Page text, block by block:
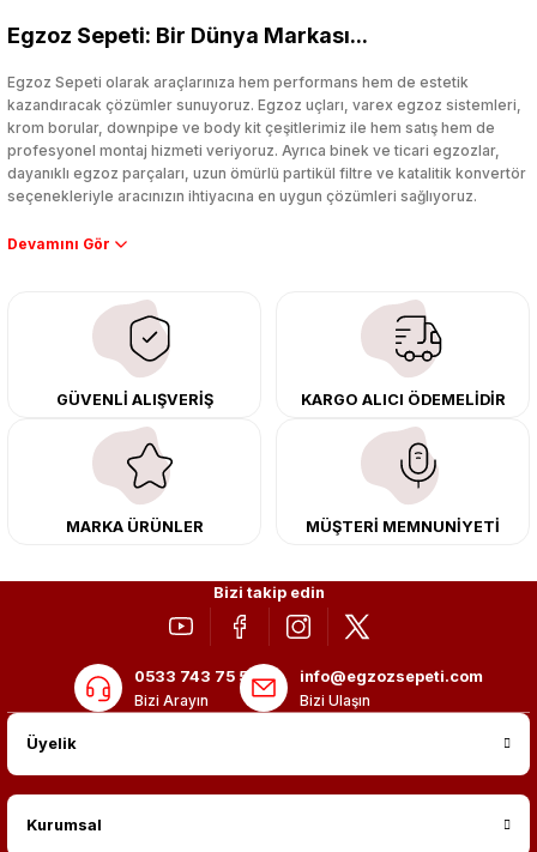
Egzoz Sepeti: Bir Dünya Markası...
Egzoz Sepeti olarak araçlarınıza hem performans hem de estetik
kazandıracak çözümler sunuyoruz. Egzoz uçları, varex egzoz sistemleri,
krom borular, downpipe ve body kit çeşitlerimiz ile hem satış hem de
profesyonel montaj hizmeti veriyoruz. Ayrıca binek ve ticari egzozlar,
dayanıklı egzoz parçaları, uzun ömürlü partikül filtre ve katalitik konvertör
seçenekleriyle aracınızın ihtiyacına en uygun çözümleri sağlıyoruz.
Performans artışı isteyen sürücüler için özel performans egzozları ve
çıkma orijinal ürünler ile yenileyebilir, body kit uygulamalarıyla aracınızın
tasarımını ve aerodinamisini üst seviyeye taşıyabilirsiniz.
Tüm ürünlerimiz orijinal, dayanıklı ve uzun ömürlüdür. İstanbul’daki montaj
merkezimizde profesyonel montaj yapıyor, Türkiye’nin her yerine güvenli
kargo ile teslimat gerçekleştiriyoruz. Aracınıza değer katmak için doğru
adres: Egzoz Sepeti.
GÜVENLİ ALIŞVERİŞ KARGO ALICI ÖDEMELİDİR
MARKA ÜRÜNLER MÜŞTERİ MEMNUNİYETİ
Bizi takip edin
0533 743 75 56
Bizi Arayın
info@egzozsepeti.com
Bizi Ulaşın
Üyelik
Kurumsal